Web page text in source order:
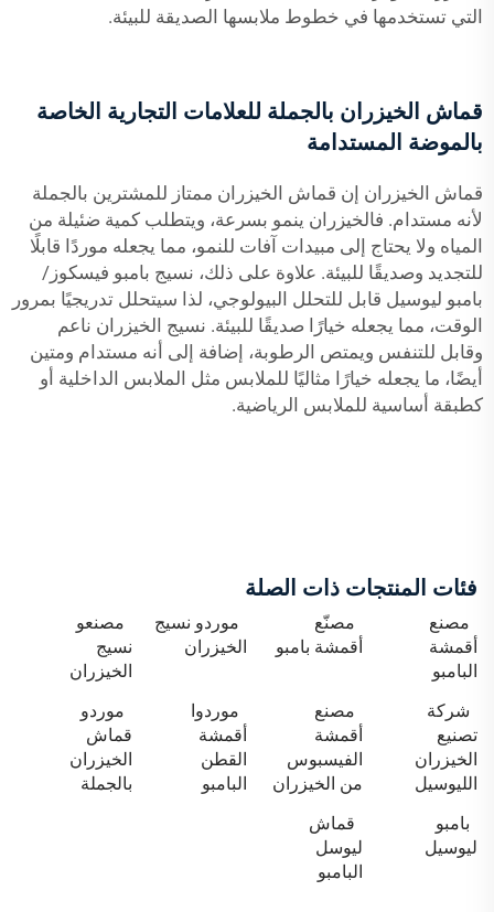
التي تستخدمها في خطوط ملابسها الصديقة للبيئة.
قماش الخيزران بالجملة للعلامات التجارية الخاصة
بالموضة المستدامة
قماش الخيزران إن قماش الخيزران ممتاز للمشترين بالجملة
لأنه مستدام. فالخيزران ينمو بسرعة، ويتطلب كمية ضئيلة من
المياه ولا يحتاج إلى مبيدات آفات للنمو، مما يجعله موردًا قابلًا
للتجديد وصديقًا للبيئة. علاوة على ذلك، نسيج بامبو فيسكوز/
بامبو ليوسيل قابل للتحلل البيولوجي، لذا سيتحلل تدريجيًا بمرور
الوقت، مما يجعله خيارًا صديقًا للبيئة. نسيج الخيزران ناعم
وقابل للتنفس ويمتص الرطوبة، إضافة إلى أنه مستدام ومتين
أيضًا، ما يجعله خيارًا مثاليًا للملابس مثل الملابس الداخلية أو
كطبقة أساسية للملابس الرياضية.
فئات المنتجات ذات الصلة
مصنع
أقمشة
البامبو
مصنّع
أقمشة بامبو
موردو نسيج
الخيزران
مصنعو
نسيج
الخيزران
شركة
تصنيع
الخيزران
الليوسيل
مصنع
أقمشة
الفيسبوس
من الخيزران
موردوا
أقمشة
القطن
البامبو
موردو
قماش
الخيزران
بالجملة
بامبو
ليوسيل
قماش
ليوسل
البامبو